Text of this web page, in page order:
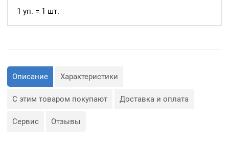
Сфера применения
люверсов очень обширная:
объектов наружной
рекламы (баннеров);
— Изготовление
туристического
— Декор, творчество,
полиграфия.
шт,
1 уп. = 1 шт.
Описание Характеристики
С этим товаром покупают Доставка и оплата
Сервис Отзывы